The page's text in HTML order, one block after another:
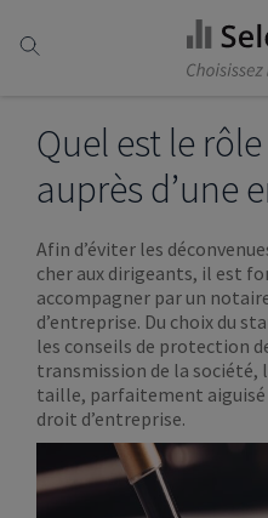
Quel est le
auprès d’une
Afin d’éviter les
cher aux dirigeants, il est
accompagner par un
d’entreprise. Du choix du
les conseils de protection
transmission de la société,
taille, parfaitement aiguisé
droit d’entreprise.